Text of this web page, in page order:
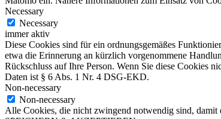
Necessary
Necessary
immer aktiv
Diese Cookies sind für ein ordnungsgemäßes
etwa die Erinnerung an kürzlich vorgenommene
Rückschluss auf Ihre Person. Wenn Sie diese Cookies
Daten ist § 6 Abs. 1 Nr. 4 DSG-EKD.
Non-necessary
Non-necessary
Alle Cookies, die nicht zwingend notwendig sind, damit